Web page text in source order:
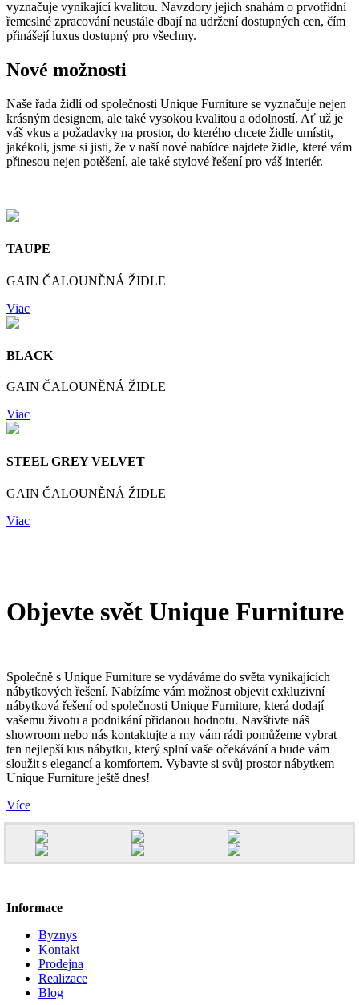
vyznačuje vynikající kvalitou. Navzdory jejich snahám o prvotřídní
řemeslné zpracování neustále dbají na udržení dostupných cen, čím
přinášejí luxus dostupný pro všechny.
Nové možnosti
Naše řada židlí od společnosti Unique Furniture se vyznačuje nejen
krásným designem, ale také vysokou kvalitou a odolností. Ať už je
váš vkus a požadavky na prostor, do kterého chcete židle umístit,
jakékoli, jsme si jisti, že v naší nové nabídce najdete židle, které vám
přinesou nejen potěšení, ale také stylové řešení pro váš interiér.
TAUPE
GAIN ČALOUNĚNÁ ŽIDLE
Viac
BLACK
GAIN ČALOUNĚNÁ ŽIDLE
Viac
STEEL GREY VELVET
GAIN ČALOUNĚNÁ ŽIDLE
Viac
Objevte svět Unique Furniture
Společně s Unique Furniture se vydáváme do světa vynikajících
nábytkových řešení. Nabízíme vám možnost objevit exkluzivní
nábytková řešení od společnosti Unique Furniture, která dodají
vašemu životu a podnikání přidanou hodnotu. Navštivte náš
showroom nebo nás kontaktujte a my vám rádi pomůžeme vybrat
ten nejlepší kus nábytku, který splní vaše očekávání a bude vám
sloužit s elegancí a komfortem. Vybavte si svůj prostor nábytkem
Unique Furniture ještě dnes!
Více
Informace
Byznys
Kontakt
Prodejna
Realizace
Blog